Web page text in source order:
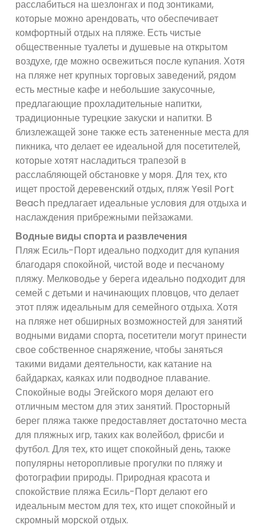
расслабиться на шезлонгах и под зонтиками,
которые можно арендовать, что обеспечивает
комфортный отдых на пляже. Есть чистые
общественные туалеты и душевые на открытом
воздухе, где можно освежиться после купания. Хотя
на пляже нет крупных торговых заведений, рядом
есть местные кафе и небольшие закусочные,
предлагающие прохладительные напитки,
традиционные турецкие закуски и напитки. В
близлежащей зоне также есть затененные места для
пикника, что делает ее идеальной для посетителей,
которые хотят насладиться трапезой в
расслабляющей обстановке у моря. Для тех, кто
ищет простой деревенский отдых, пляж Yesil Port
Beach предлагает идеальные условия для отдыха и
наслаждения прибрежными пейзажами.
Водные виды спорта и развлечения
Пляж Есиль-Порт идеально подходит для купания
благодаря спокойной, чистой воде и песчаному
пляжу. Мелководье у берега идеально подходит для
семей с детьми и начинающих пловцов, что делает
этот пляж идеальным для семейного отдыха. Хотя
на пляже нет обширных возможностей для занятий
водными видами спорта, посетители могут принести
свое собственное снаряжение, чтобы заняться
такими видами деятельности, как катание на
байдарках, каяках или подводное плавание.
Спокойные воды Эгейского моря делают его
отличным местом для этих занятий. Просторный
берег пляжа также предоставляет достаточно места
для пляжных игр, таких как волейбол, фрисби и
футбол. Для тех, кто ищет спокойный день, также
популярны неторопливые прогулки по пляжу и
фотографии природы. Природная красота и
спокойствие пляжа Есиль-Порт делают его
идеальным местом для тех, кто ищет спокойный и
скромный морской отдых.